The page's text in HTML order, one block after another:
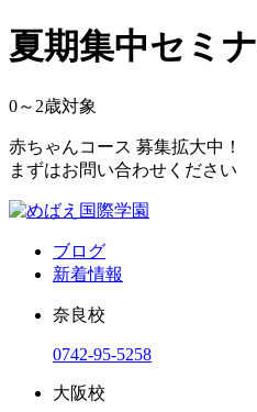
夏期集中セミ
0～2歳対象
赤ちゃんコース 募集拡大中！
まずはお問い合わせください
ブログ
新着情報
奈良校
0742-95-5258
大阪校